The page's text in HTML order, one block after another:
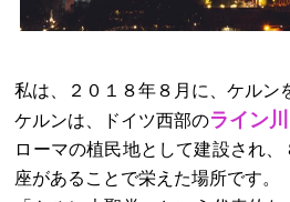
私は、２０１８年８月に、ケルン
ケルンは、ドイツ西部のライン川
ローマの植民地として建設され
座があることで栄えた場所です。